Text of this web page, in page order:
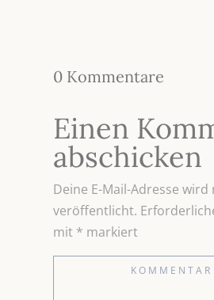
0 Kommentare
Einen
abschicken
Deine E-Mail-Adresse wird
veröffentlicht.
mit * markiert